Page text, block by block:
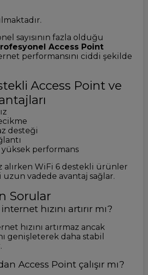
sayısının fazla olduğu
Access Point
performansını ciddi şekilde
Access Point ve
desteği
performans
alırken WiFi 6 destekli ürünler
vadede avantaj sağlar.
Sorular
hızını artırır mı?
hızını artırmaz ancak
genişleterek daha stabil
Access Point çalışır mı?